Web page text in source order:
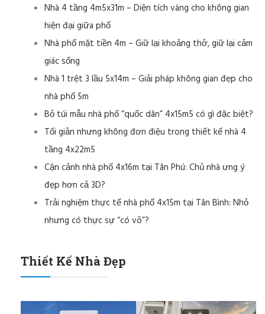
Nhà 4 tầng 4m5x31m – Diện tích vàng cho không gian
hiện đại giữa phố
Nhà phố mặt tiền 4m – Giữ lại khoảng thở, giữ lại cảm
giác sống
Nhà 1 trệt 3 lầu 5x14m – Giải pháp không gian đẹp cho
nhà phố 5m
Bỏ túi mẫu nhà phố “quốc dân” 4x15m5 có gì đặc biệt?
Tối giản nhưng không đơn điệu trong thiết kế nhà 4
tầng 4x22m5
Cận cảnh nhà phố 4x16m tại Tân Phú: Chủ nhà ưng ý
đẹp hơn cả 3D?
Trải nghiệm thực tế nhà phố 4x15m tại Tân Bình: Nhỏ
nhưng có thực sự “có võ”?
Thiết Kế Nhà Đẹp